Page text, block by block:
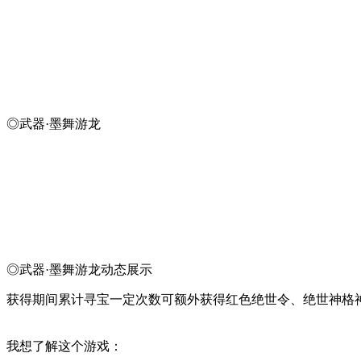
◎武器·墨舞游龙
◎武器·墨舞游龙动态展示
获得期间累计寻宝一定次数可额外获得红色绝世令、绝世神格
我想了解这个游戏：